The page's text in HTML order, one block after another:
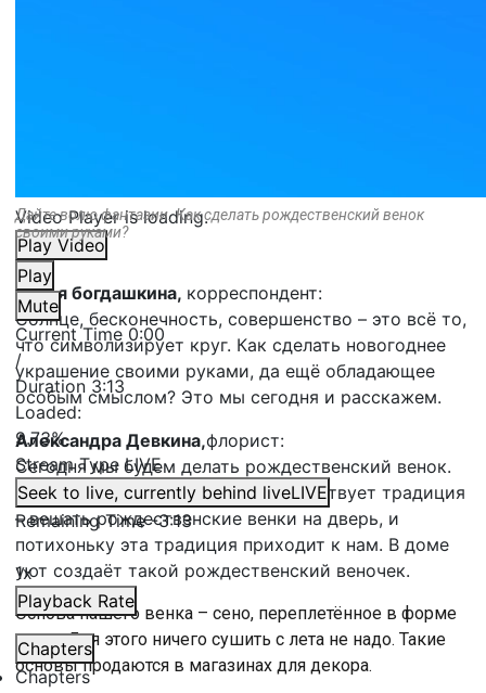
Video Player is loading.
Play Video
Play
Mute
Current Time 0:00
/
Duration 3:13
Loaded:
9.73%
Stream TypeLIVE
Seek to live, currently behind liveLIVE
Remaining Time-3:13
1x
Playback Rate
Chapters
Chapters
Дайте волю фантазии. Как сделать рождественский венок
своими руками?
дарья богдашкина, корреспондент:
Солнце, бесконечность, совершенство – это всё то,
что символизирует круг. Как сделать новогоднее
украшение своими руками, да ещё обладающее
особым смыслом? Это мы сегодня и расскажем.
Александра Девкина,флорист:
Сегодня мы будем делать рождественский венок.
Многие видели, что в Европе существует традиция
– вешать рождественские венки на дверь, и
потихоньку эта традиция приходит к нам. В доме
уют создаёт такой рождественский веночек.
Основа нашего венка – сено, переплетённое в форме
круга. Для этого ничего сушить с лета не надо. Такие
основы продаются в магазинах для декора.